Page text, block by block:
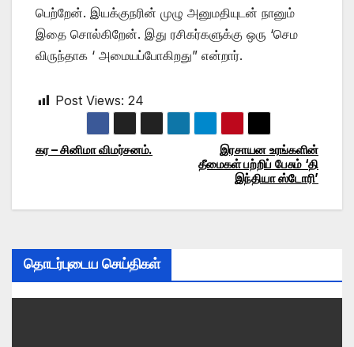
பெற்றேன். இயக்குநரின் முழு அனுமதியுடன் நானும்
இதை சொல்கிறேன். இது ரசிகர்களுக்கு ஒரு ‘செம
விருந்தாக ‘ அமையப்போகிறது” என்றார்.
Post Views: 24
Post
இரசாயன உரங்களின்
தீமைகள் பற்றிப் பேசும் ‘தி
இந்தியா ஸ்டோரி’
கர – சினிமா விமர்சனம்.
தொடர்புடைய செய்திகள்